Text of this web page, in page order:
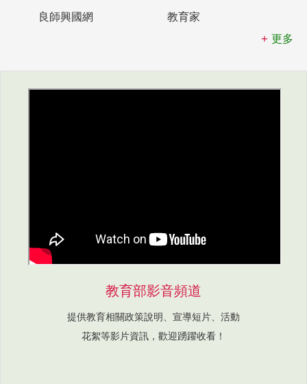
良師興國網
教育家
更多
教育部影音頻道
提供教育相關政策說明、宣導短片、活動
花絮等影片資訊，歡迎踴躍收看！